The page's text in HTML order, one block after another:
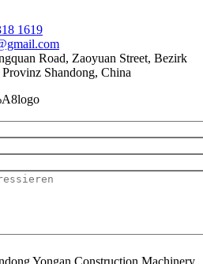
1619
Road, Zaoyuan Street, Bezirk
Shandong, China